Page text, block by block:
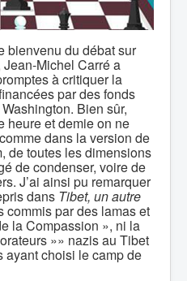
bienvenu du débat sur
Michel Carré a
à critiquer la
par des fonds
Bien sûr,
heure et demie on ne
dans la version de
de toutes les dimensions
de condenser, voire de
J’ai ainsi pu remarquer
dans Tibet, un autre
par des lamas et
la Compassion », ni la
»» nazis au Tibet
ayant choisi le camp de